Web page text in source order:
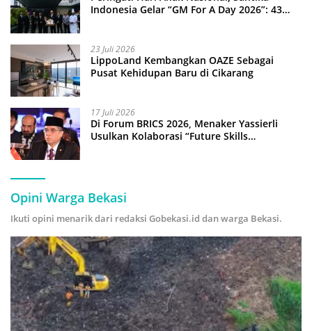
Indonesia Gelar “GM For A Day 2026”: 43
23 Juli 2026
LippoLand Kembangkan OAZE Sebagai
Pusat Kehidupan Baru di Cikarang
17 Juli 2026
Di Forum BRICS 2026, Menaker Yassierli
Usulkan Kolaborasi “Future Skills
Opini Warga Bekasi
Ikuti opini menarik dari redaksi Gobekasi.id dan warga Bekasi.